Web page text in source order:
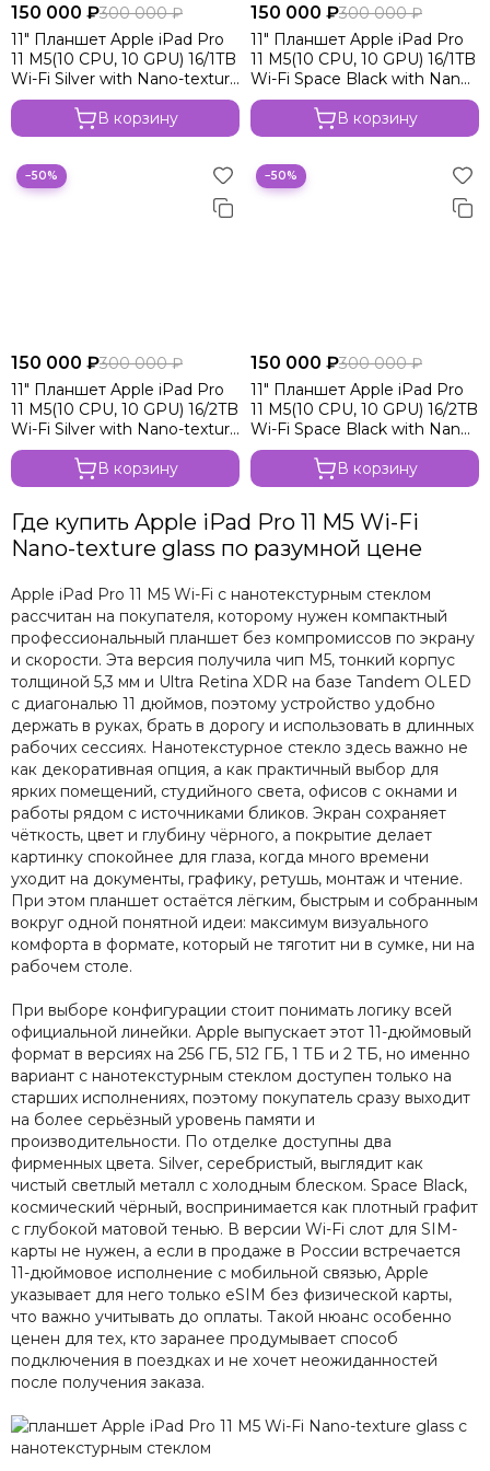
Apple iPad Pro 11 2024 M4 Wi-Fi
Apple iPad Pro 11 M4 2024 Wi-Fi+Cell
Apple iPad Pro 13 2024 M4
Apple iPad Air 11 2024 M2 Wi-Fi
Apple iPad Air 11 M2 Wi-Fi+Cell
Apple iPad Air 13 M2 2024 Wi-Fi+Cell
150 000 ₽300 000 ₽
11" Планшет Apple iPad Pro
11 M5(10 CPU, 10 GPU) 16/1TB
Wi-Fi Silver with Nano-texture
glass
В корзину
150 000 ₽300 000 ₽
11" Планшет Apple iPad Pro
11 M5(10 CPU, 10 GPU) 16/1TB
Wi-Fi Space Black with Nano-
texture glass
В корзину
−50%
150 000 ₽300 000 ₽
11" Планшет Apple iPad Pro
11 M5(10 CPU, 10 GPU) 16/2TB
Wi-Fi Silver with Nano-texture
glass
В корзину
−50%
150 000 ₽300 000 ₽
11" Планшет Apple iPad Pro
11 M5(10 CPU, 10 GPU) 16/2TB
Wi-Fi Space Black with Nano-
texture glass
В корзину
Где купить Apple iPad Pro 11 M5 Wi-Fi
Nano-texture glass по разумной цене
Apple iPad Pro 11 M5 Wi-Fi с нанотекстурным стеклом
рассчитан на покупателя, которому нужен компактный
профессиональный планшет без компромиссов по экрану
и скорости. Эта версия получила чип M5, тонкий корпус
толщиной 5,3 мм и Ultra Retina XDR на базе Tandem OLED
с диагональю 11 дюймов, поэтому устройство удобно
держать в руках, брать в дорогу и использовать в длинных
рабочих сессиях. Нанотекстурное стекло здесь важно не
как декоративная опция, а как практичный выбор для
ярких помещений, студийного света, офисов с окнами и
работы рядом с источниками бликов. Экран сохраняет
чёткость, цвет и глубину чёрного, а покрытие делает
картинку спокойнее для глаза, когда много времени
уходит на документы, графику, ретушь, монтаж и чтение.
При этом планшет остаётся лёгким, быстрым и собранным
вокруг одной понятной идеи: максимум визуального
комфорта в формате, который не тяготит ни в сумке, ни на
рабочем столе.
При выборе конфигурации стоит понимать логику всей
официальной линейки. Apple выпускает этот 11-дюймовый
формат в версиях на 256 ГБ, 512 ГБ, 1 ТБ и 2 ТБ, но именно
вариант с нанотекстурным стеклом доступен только на
старших исполнениях, поэтому покупатель сразу выходит
на более серьёзный уровень памяти и
производительности. По отделке доступны два
фирменных цвета. Silver, серебристый, выглядит как
чистый светлый металл с холодным блеском. Space Black,
космический чёрный, воспринимается как плотный графит
с глубокой матовой тенью. В версии Wi-Fi слот для SIM-
карты не нужен, а если в продаже в России встречается
11-дюймовое исполнение с мобильной связью, Apple
указывает для него только eSIM без физической карты,
что важно учитывать до оплаты. Такой нюанс особенно
ценен для тех, кто заранее продумывает способ
подключения в поездках и не хочет неожиданностей
после получения заказа.